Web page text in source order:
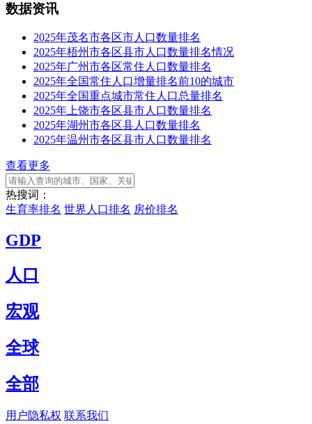
数据资讯
2025年茂名市各区市人口数量排名
2025年梧州市各区县市人口数量排名情况
2025年广州市各区常住人口数量排名
2025年全国常住人口增量排名前10的城市
2025年全国重点城市常住人口总量排名
2025年上饶市各区县市人口数量排名
2025年湖州市各区县人口数量排名
2025年温州市各区县市人口数量排名
查看更多
热搜词：
生育率排名 世界人口排名 房价排名
GDP
人口
宏观
全球
全部
用户隐私权 联系我们